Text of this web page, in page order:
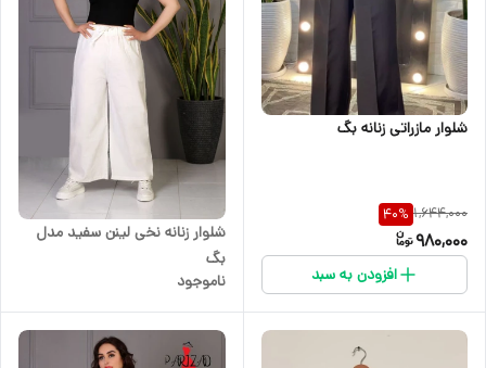
شلوار مازراتی زنانه بگ
1,644,000
40%
980,000
افزودن به سبد
شلوار زنانه نخی لینن سفید مدل
بگ
ناموجود